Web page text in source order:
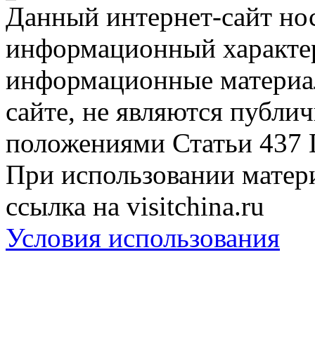
Данный интернет-сайт
информационный
информационные
сайте, не являются
положениями Статьи 437
При использовании
ссылка на visitchina.ru
Условия использования